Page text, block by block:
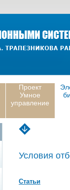
Проект
Умное
управление
Условия
Статьи